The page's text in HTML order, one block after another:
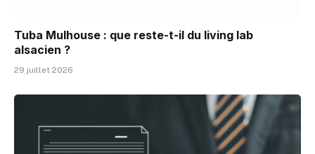
Tuba Mulhouse : que reste-t-il du living lab
alsacien ?
29 juillet 2026